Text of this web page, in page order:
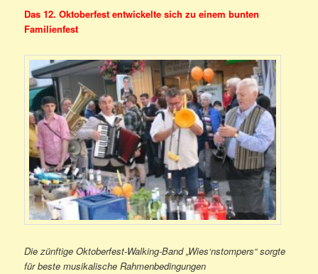
Das 12. Oktoberfest entwickelte sich zu einem bunten
Familienfest
Die zünftige Oktoberfest-Walking-Band „Wies‘nstompers“ sorgte
für beste musikalische Rahmenbedingungen